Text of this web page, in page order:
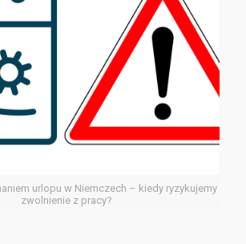
urlopu w Niemczech – kiedy ryzykujemy
zwolnienie z pracy?